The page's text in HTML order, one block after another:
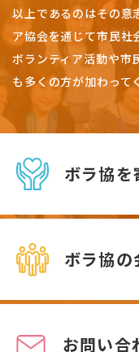
以上であるのはその意
ア協会を通じて市民社
ボランティア活動や市
も多くの方が加わって
ボラ協を
ボラ協の
お問い合